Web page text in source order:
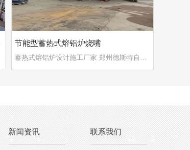
节能型蓄热式熔铝炉烧嘴
蓄热式熔铝炉设计施工厂家 郑州德斯特自动化设备有限公司
新闻资讯 联系我们